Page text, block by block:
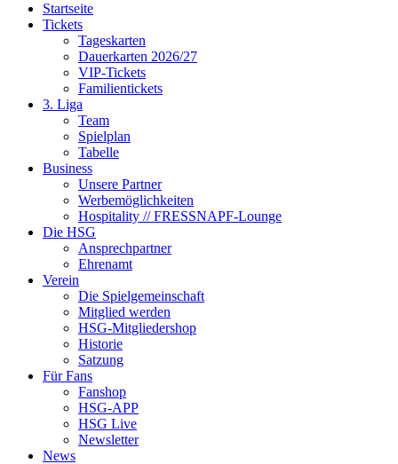
Startseite
Tickets
Tageskarten
Dauerkarten 2026/27
VIP-Tickets
Familientickets
3. Liga
Team
Spielplan
Tabelle
Business
Unsere Partner
Werbemöglichkeiten
Hospitality // FRESSNAPF-Lounge
Die HSG
Ansprechpartner
Ehrenamt
Verein
Die Spielgemeinschaft
Mitglied werden
HSG-Mitgliedershop
Historie
Satzung
Für Fans
Fanshop
HSG-APP
HSG Live
Newsletter
News